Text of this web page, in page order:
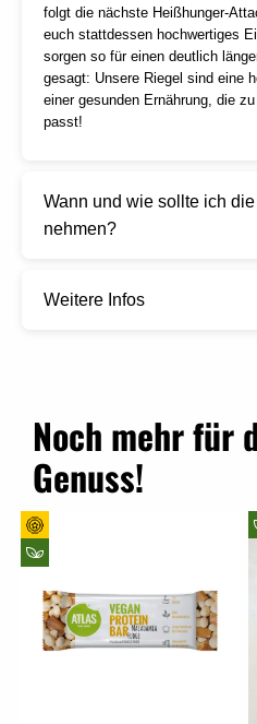
folgt die nächste Heißhunger-
euch stattdessen hochwertiges
sorgen so für einen deutlich
gesagt: Unsere Riegel sind eine
einer gesunden Ernährung, die
passt!
Wann und wie sollte ich
nehmen?
Weitere Infos
Noch mehr für
Genuss!